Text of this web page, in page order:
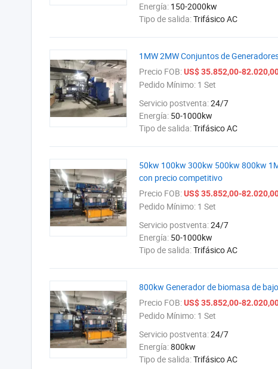
Energía: 150-2000kw
Tipo de salida:Trifásico AC
1MW 2MW Conjuntos de
Precio FOB:US$ 35.852,00-
Pedido Mínimo: 1 Set
Servicio postventa:24/7
Energía: 50-1000kw
Tipo de salida:Trifásico AC
50kw 100kw 300kw 500kw 800kw
con precio competitivo
Precio FOB:US$ 35.852,00-
Pedido Mínimo: 1 Set
Servicio postventa:24/7
Energía: 50-1000kw
Tipo de salida:Trifásico AC
800kw Generador de biomasa de
Precio FOB:US$ 35.852,00-
Pedido Mínimo: 1 Set
Servicio postventa:24/7
Energía:800kw
Tipo de salida:Trifásico AC